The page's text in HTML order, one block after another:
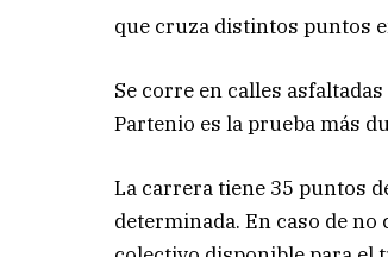
que cruza distintos puntos
Se corre en calles
Partenio es la prueba más
La carrera tiene 35 puntos
determinada. En caso de